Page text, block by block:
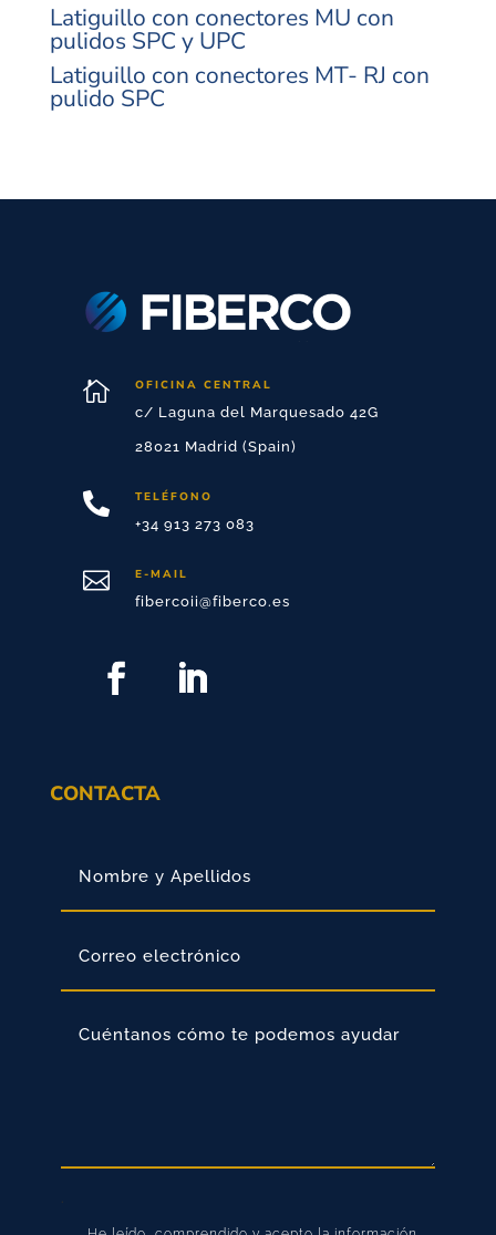
Latiguillo con conectores MU con
pulidos SPC y UPC
Latiguillo con conectores MT- RJ con
pulido SPC
 OFICINA CENTRAL
c/ Laguna del Marquesado 42G
28021 Madrid (Spain)
 TELÉFONO
+34 913 273 083
 E-MAIL
fibercoii@fiberco.es
CONTACTA